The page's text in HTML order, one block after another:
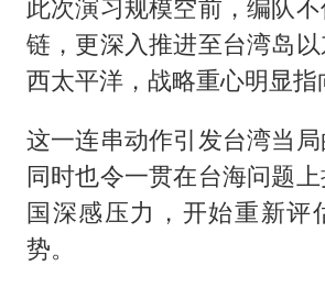
多地要求领
对话重庆地
中国五箭齐
此次演习规模空前，编队
链，更深入推进至台湾岛
西太平洋，战略重心明显指
这一连串动作引发台湾当局
同时也令一贯在台海问题
国深感压力，开始重新评
势。